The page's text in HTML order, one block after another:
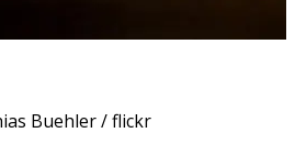
Buehler / flickr